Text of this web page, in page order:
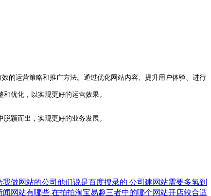
运营策略和推广方法。通过优化网站内容、提升用户体验、进行
优化，以实现更好的运营效果。
颖而出，实现更好的业务发展。
做网站的公司他们说是百度搜录的 公司建网站需要多氢到
闻网站有哪些 在拍拍淘宝易趣三者中的哪个网站开店较合适